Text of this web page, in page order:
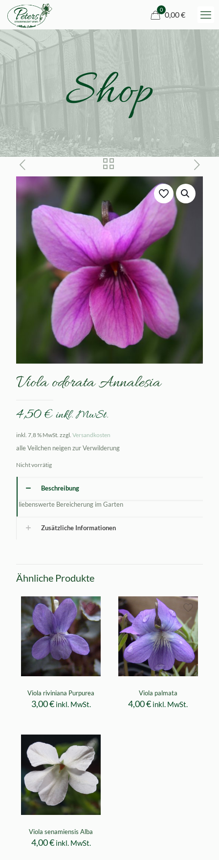
0
0,00 €
Shop
Viola odorata Annalesia
4,50€ inkl. MwSt.
inkl. 7,8 % MwSt. zzgl. Versandkosten
alle Veilchen neigen zur Verwilderung
Nicht vorrätig
Beschreibung
liebenswerte Bereicherung im Garten
Zusätzliche Informationen
Ähnliche Produkte
Viola riviniana Purpurea
3,00€ inkl. MwSt.
Viola palmata
4,00€ inkl. MwSt.
Viola senamiensis Alba
4,00€ inkl. MwSt.